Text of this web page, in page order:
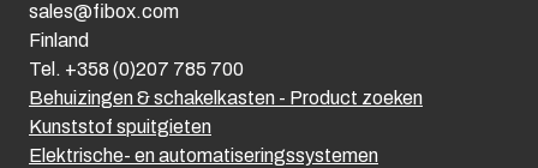
Behuizingen & schakelkasten - Product zoeken
Kunststof spuitgieten
Elektrische- en automatiseringssystemen
sales@fibox.com
Finland
Tel. +358 (0)207 785 700